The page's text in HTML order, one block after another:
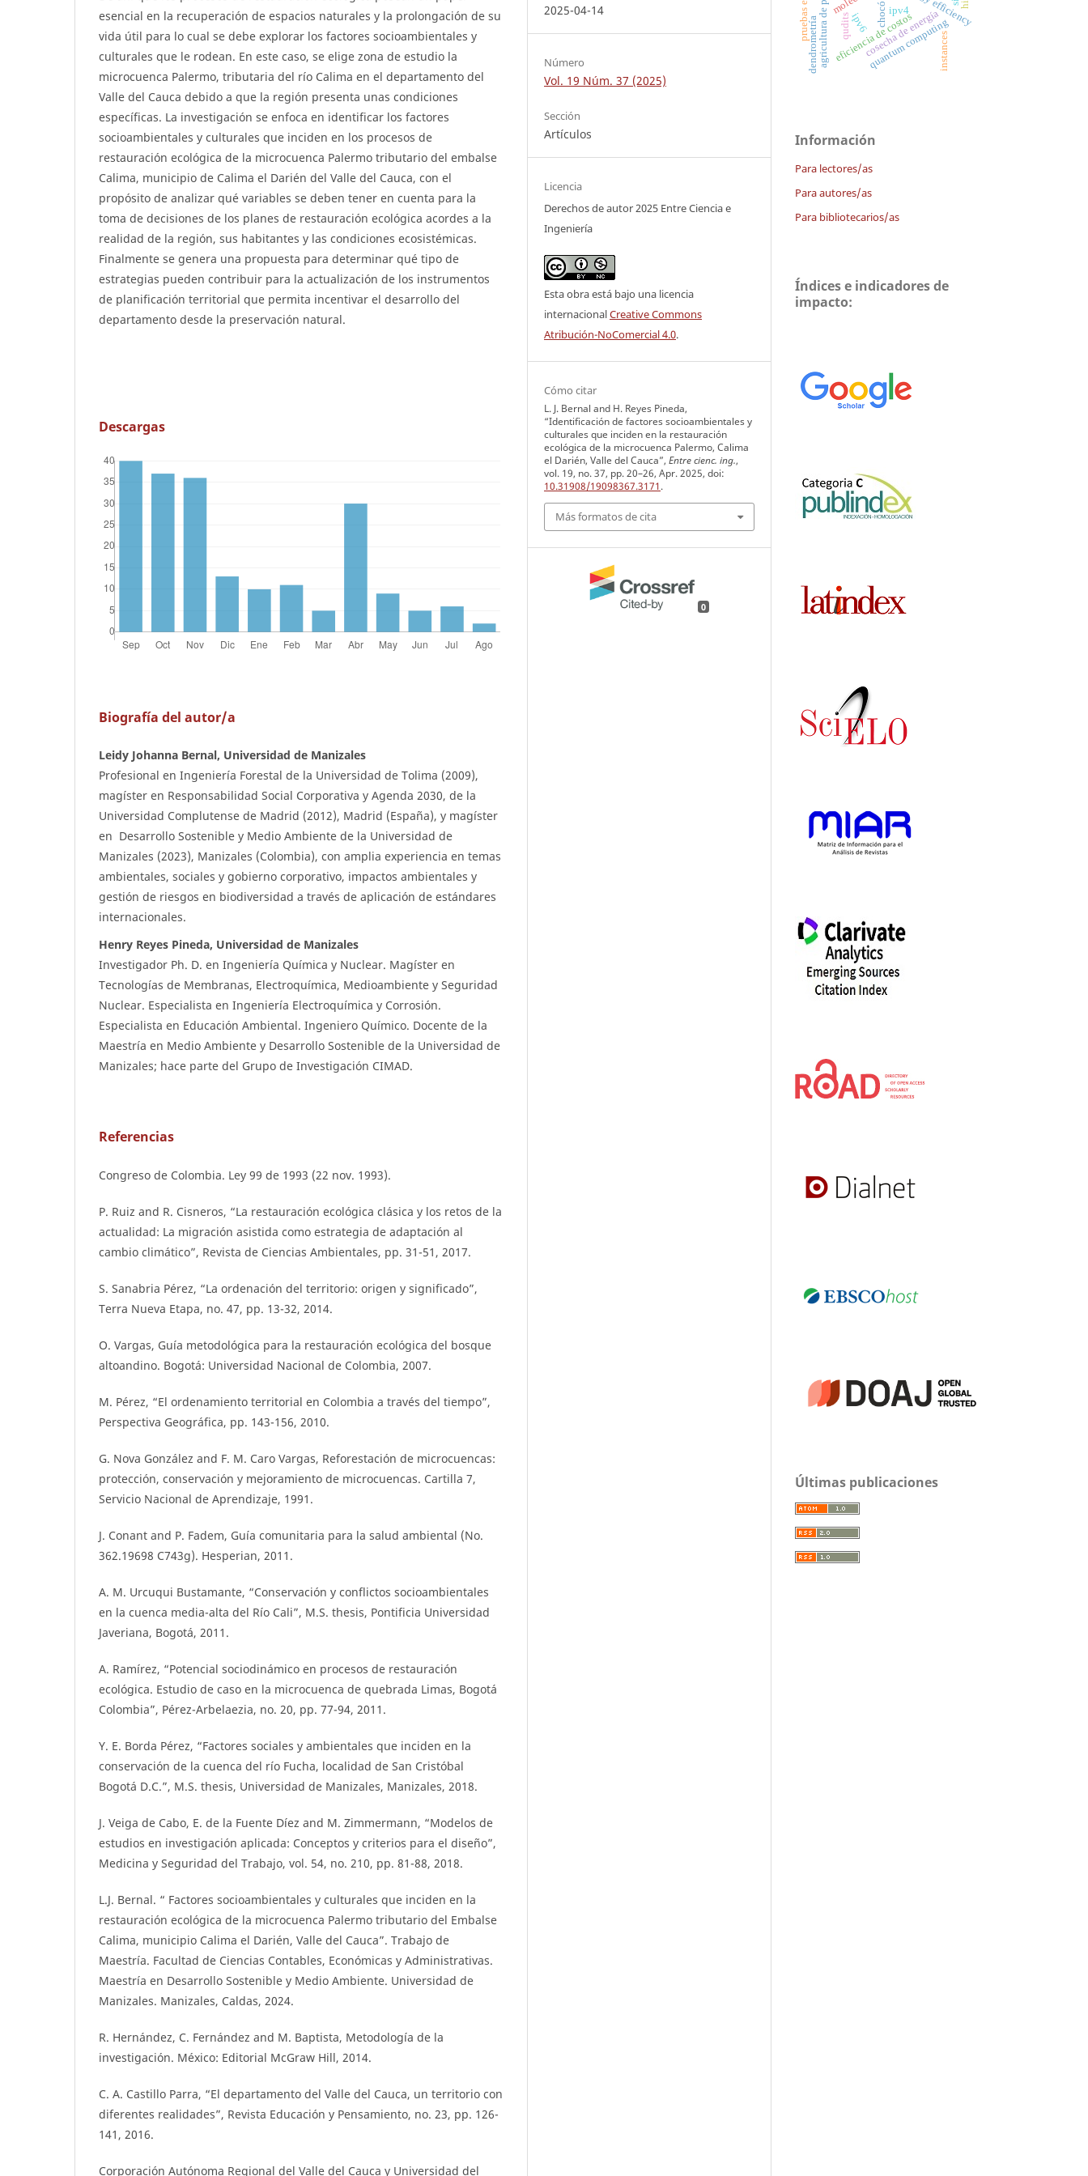
esencial en la recuperación de espacios naturales y la prolongación de su
vida útil para lo cual se debe explorar los factores socioambientales y
culturales que le rodean. En este caso, se elige zona de estudio la
microcuenca Palermo, tributaria del río Calima en el departamento del
Valle del Cauca debido a que la región presenta unas condiciones
específicas. La investigación se enfoca en identificar los factores
socioambientales y culturales que inciden en los procesos de
restauración ecológica de la microcuenca Palermo tributario del embalse
Calima, municipio de Calima el Darién del Valle del Cauca, con el
propósito de analizar qué variables se deben tener en cuenta para la
toma de decisiones de los planes de restauración ecológica acordes a la
realidad de la región, sus habitantes y las condiciones ecosistémicas.
Finalmente se genera una propuesta para determinar qué tipo de
estrategias pueden contribuir para la actualización de los instrumentos
de planificación territorial que permita incentivar el desarrollo del
departamento desde la preservación natural.
Descargas
Biografía del autor/a
Leidy Johanna Bernal, Universidad de Manizales
Profesional en Ingeniería Forestal de la Universidad de Tolima (2009),
magíster en Responsabilidad Social Corporativa y Agenda 2030, de la
Universidad Complutense de Madrid (2012), Madrid (España), y magíster
en Desarrollo Sostenible y Medio Ambiente de la Universidad de
Manizales (2023), Manizales (Colombia), con amplia experiencia en temas
ambientales, sociales y gobierno corporativo, impactos ambientales y
gestión de riesgos en biodiversidad a través de aplicación de estándares
internacionales.
Henry Reyes Pineda, Universidad de Manizales
Investigador Ph. D. en Ingeniería Química y Nuclear. Magíster en
Tecnologías de Membranas, Electroquímica, Medioambiente y Seguridad
Nuclear. Especialista en Ingeniería Electroquímica y Corrosión.
Especialista en Educación Ambiental. Ingeniero Químico. Docente de la
Maestría en Medio Ambiente y Desarrollo Sostenible de la Universidad de
Manizales; hace parte del Grupo de Investigación CIMAD.
Referencias
Congreso de Colombia. Ley 99 de 1993 (22 nov. 1993).
P. Ruiz and R. Cisneros, “La restauración ecológica clásica y los retos de la
actualidad: La migración asistida como estrategia de adaptación al
cambio climático”, Revista de Ciencias Ambientales, pp. 31-51, 2017.
S. Sanabria Pérez, “La ordenación del territorio: origen y significado”,
Terra Nueva Etapa, no. 47, pp. 13-32, 2014.
O. Vargas, Guía metodológica para la restauración ecológica del bosque
altoandino. Bogotá: Universidad Nacional de Colombia, 2007.
M. Pérez, “El ordenamiento territorial en Colombia a través del tiempo”,
Perspectiva Geográfica, pp. 143-156, 2010.
G. Nova González and F. M. Caro Vargas, Reforestación de microcuencas:
protección, conservación y mejoramiento de microcuencas. Cartilla 7,
Servicio Nacional de Aprendizaje, 1991.
J. Conant and P. Fadem, Guía comunitaria para la salud ambiental (No.
362.19698 C743g). Hesperian, 2011.
A. M. Urcuqui Bustamante, “Conservación y conflictos socioambientales
en la cuenca media-alta del Río Cali”, M.S. thesis, Pontificia Universidad
Javeriana, Bogotá, 2011.
A. Ramírez, “Potencial sociodinámico en procesos de restauración
ecológica. Estudio de caso en la microcuenca de quebrada Limas, Bogotá
Colombia”, Pérez-Arbelaezia, no. 20, pp. 77-94, 2011.
Y. E. Borda Pérez, “Factores sociales y ambientales que inciden en la
conservación de la cuenca del río Fucha, localidad de San Cristóbal
Bogotá D.C.”, M.S. thesis, Universidad de Manizales, Manizales, 2018.
J. Veiga de Cabo, E. de la Fuente Díez and M. Zimmermann, “Modelos de
estudios en investigación aplicada: Conceptos y criterios para el diseño”,
Medicina y Seguridad del Trabajo, vol. 54, no. 210, pp. 81-88, 2018.
L.J. Bernal. “ Factores socioambientales y culturales que inciden en la
restauración ecológica de la microcuenca Palermo tributario del Embalse
Calima, municipio Calima el Darién, Valle del Cauca”. Trabajo de
Maestría. Facultad de Ciencias Contables, Económicas y Administrativas.
Maestría en Desarrollo Sostenible y Medio Ambiente. Universidad de
Manizales. Manizales, Caldas, 2024.
R. Hernández, C. Fernández and M. Baptista, Metodología de la
investigación. México: Editorial McGraw Hill, 2014.
C. A. Castillo Parra, “El departamento del Valle del Cauca, un territorio con
diferentes realidades”, Revista Educación y Pensamiento, no. 23, pp. 126-
141, 2016.
Corporación Autónoma Regional del Valle del Cauca y Universidad del
2025-04-14
Número
Vol. 19 Núm. 37 (2025)
Sección
Artículos
Licencia
Derechos de autor 2025 Entre Ciencia e
Ingeniería
Esta obra está bajo una licencia
internacionalCreative Commons
Atribución-NoComercial 4.0.
Cómo citar
L. J. Bernal and H. Reyes Pineda,
“Identificación de factores socioambientales y
culturales que inciden en la restauración
ecológica de la microcuenca Palermo, Calima
el Darién, Valle del Cauca”, Entre cienc. ing.,
vol. 19, no. 37, pp. 20–26, Apr. 2025, doi:
10.31908/19098367.3171.
Más formatos de cita
0
cosecha de energía
ipv6
ipv4
eficiencia de costos
quantum computing
qudits
dendrometría instances
chocó
Información
Para lectores/as
Para autores/as
Para bibliotecarios/as
Índices e indicadores de
impacto:
Últimas publicaciones